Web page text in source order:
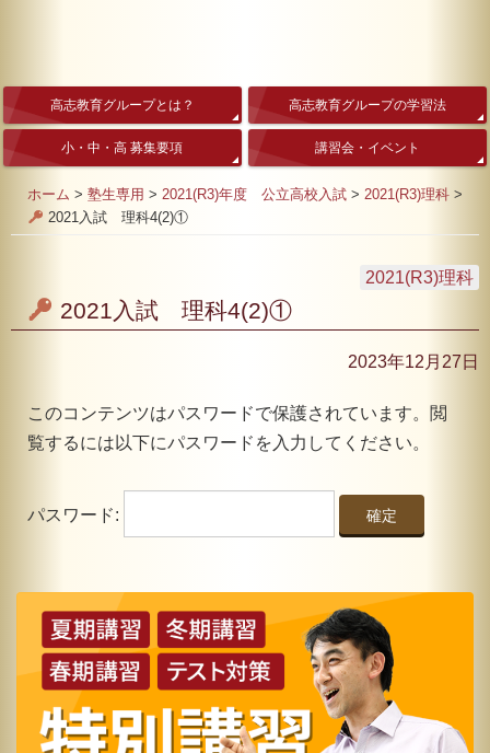
高志教育グループとは？ 高志教育グループの学習法
小・中・高 募集要項 講習会・イベント
ホーム > 塾生専用 > 2021(R3)年度 公立高校入試 > 2021(R3)理科 >
2021入試 理科4(2)①
2021(R3)理科
2021入試 理科4(2)①
2023年12月27日
このコンテンツはパスワードで保護されています。閲
覧するには以下にパスワードを入力してください。
パスワード: